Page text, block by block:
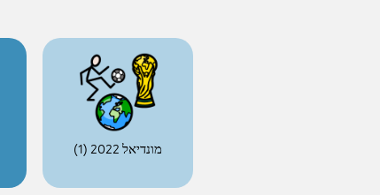
מונדיאל 2022 (1)